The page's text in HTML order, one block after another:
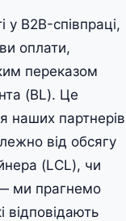
у B2B-співпраці,
оплати,
переказом
(BL). Це
наших партнерів
від обсягу
(LCL), чи
ми прагнемо
відповідають